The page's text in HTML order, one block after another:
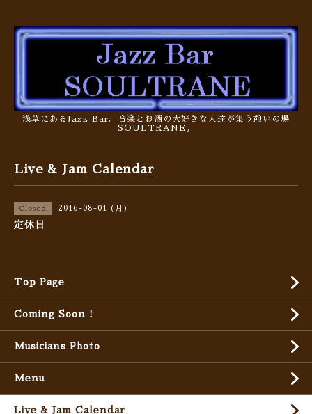
浅草にあるJazz Bar。音楽とお酒の大好きな人達が集う憩いの場
SOULTRANE。
Live & Jam Calendar
Closed 2016-08-01 (月)
定休日
Top Page
Coming Soon !
Musicians Photo
Menu
Live & Jam Calendar